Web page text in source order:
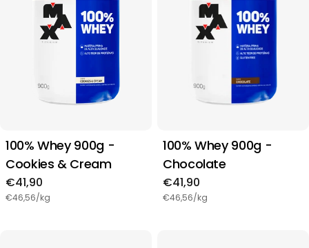
100% Whey 900g -
Cookies & Cream
Preço
regular
€41,90
€46,56/kg
100% Whey 900g -
Chocolate
Preço
regular
€41,90
€46,56/kg